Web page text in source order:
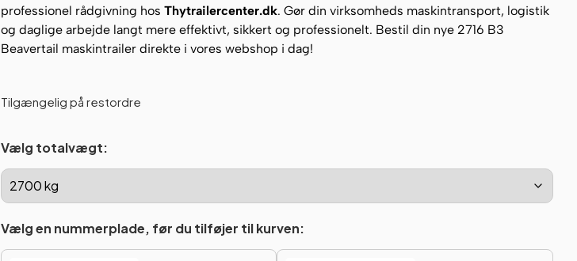
professionel rådgivning hos Thytrailercenter.dk. Gør din virksomheds maskintransport, logistik
og daglige arbejde langt mere effektivt, sikkert og professionelt. Bestil din nye 2716 B3
Beavertail maskintrailer direkte i vores webshop i dag!
Tilgængelig på restordre
Vælg totalvægt:
Vælg en nummerplade, før du tilføjer til kurven: